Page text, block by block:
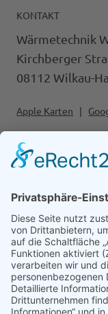
Tel.:
Mail:
Wärmetechnik
Kirchberger
08112 Wilkau-
KONTAKT
Apple Karten |